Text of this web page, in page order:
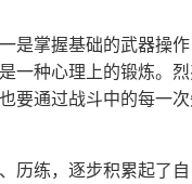
是掌握基础的武器操
一种心理上的锻炼。
要通过战斗中的每一
历练，逐步积累起了